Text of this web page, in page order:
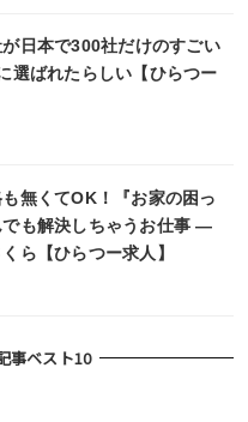
日本で300社だけのすごい
選ばれたらしい【ひらつー
無くてOK！『お家の困っ
でも解決しちゃうお仕事 ―
ら【ひらつー求人】
事ベスト10